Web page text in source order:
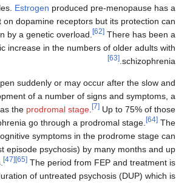
in females.Estrogenproduced pre-
dampening effect on dopamine receptors but its
be overridden by a genetic overload.
dramatic increase in the numbers of
Onset may happen suddenly or may occur
gradual development of a number of signs
period known as theprodromal stage.
Up to
with schizophrenia go through a prodromal
negative and cognitive symptoms in the
precede FEP (first episode psychosis) by many
to five years.
The period from FEP
known as the duration of untreated psychosis